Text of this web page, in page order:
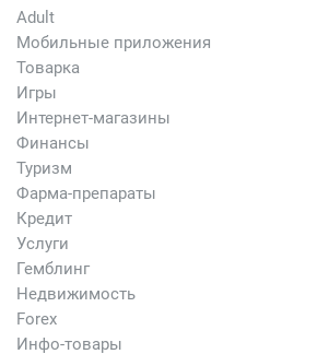
Adult
Мобильные приложения
Товарка
Игры
Интернет-магазины
Финансы
Туризм
Фарма-препараты
Кредит
Услуги
Гемблинг
Недвижимость
Forex
Инфо-товары